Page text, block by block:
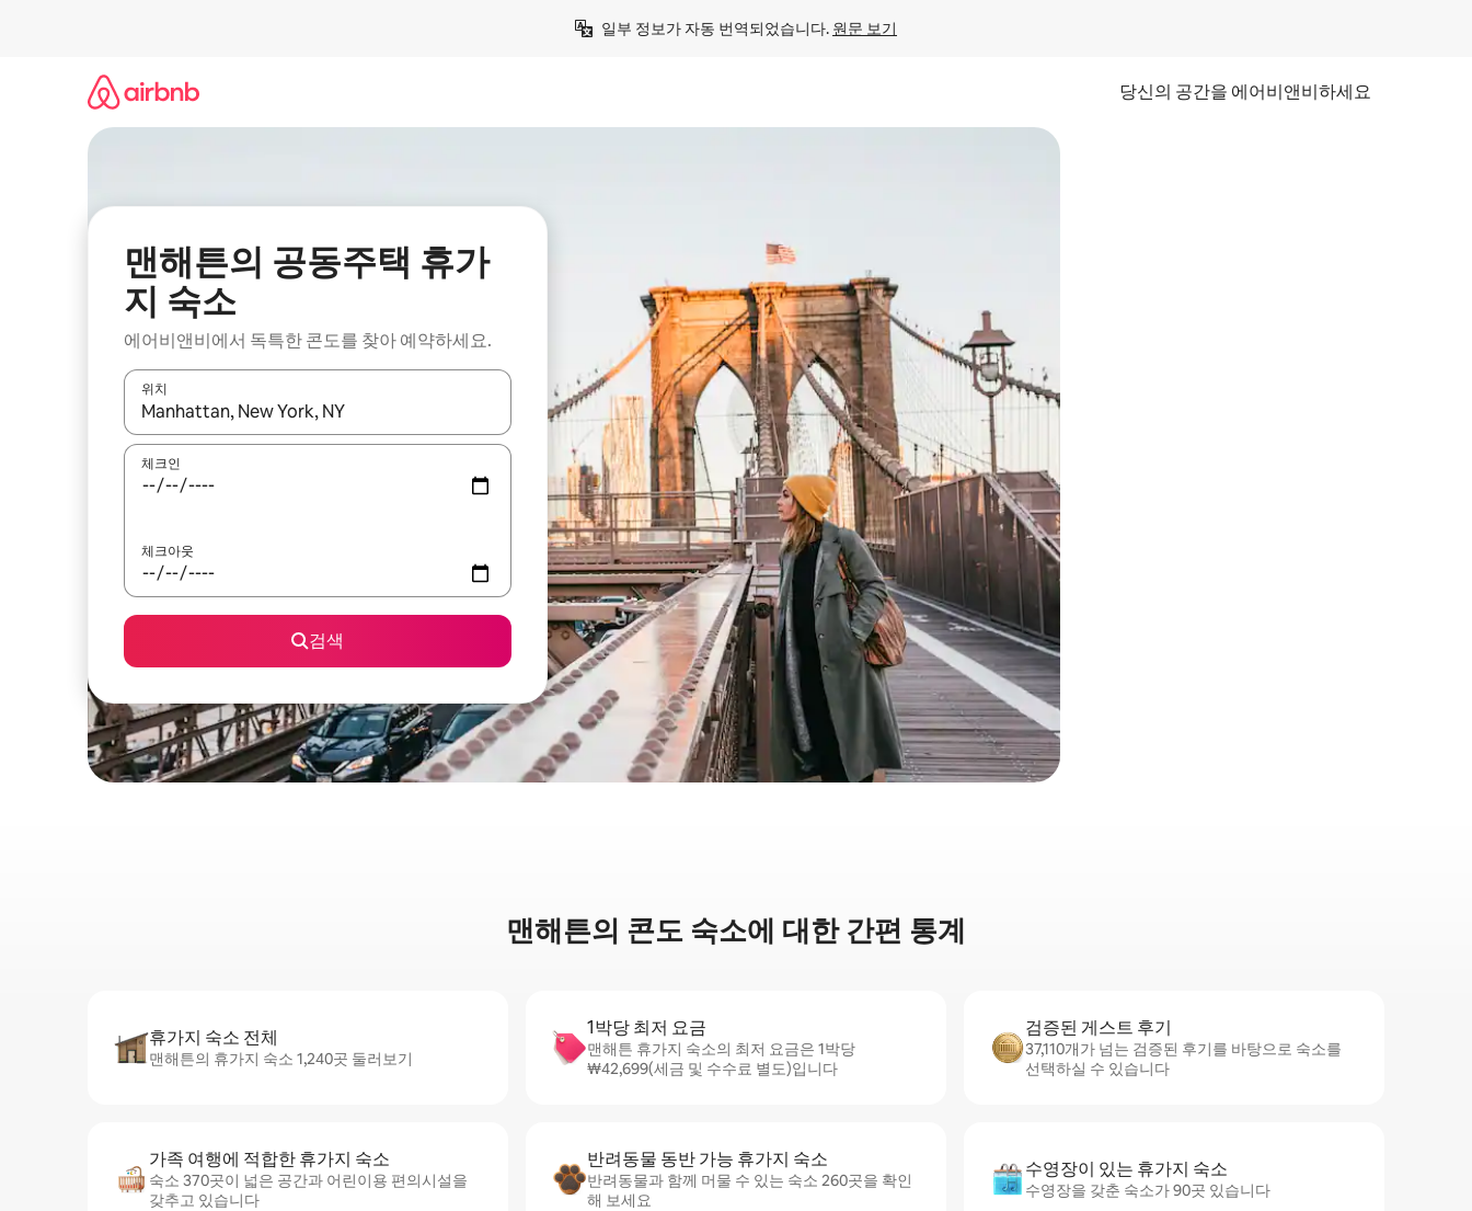
일부 정보가 자동 번역되었습니다. 원문 보기
당신의 공간을 에어비앤비하세요
맨해튼의 공동주택 휴가
지 숙소
에어비앤비에서 독특한 콘도를 찾아 예약하세요.
위치
결과가 나오면 위·아래 화살표 키를 사용하거나 터치 또는 스와이프 동작으로 탐색하세요.
체크인
체크아웃
검색
맨해튼의 콘도 숙소에 대한 간편 통계
휴가지 숙소 전체
맨해튼의 휴가지 숙소 1,240곳 둘러보기
1박당 최저 요금
맨해튼 휴가지 숙소의 최저 요금은 1박당
₩42,699(세금 및 수수료 별도)입니다
검증된 게스트 후기
37,110개가 넘는 검증된 후기를 바탕으로 숙소를
선택하실 수 있습니다
가족 여행에 적합한 휴가지 숙소
숙소 370곳이 넓은 공간과 어린이용 편의시설을
갖추고 있습니다
반려동물 동반 가능 휴가지 숙소
반려동물과 함께 머물 수 있는 숙소 260곳을 확인
해 보세요
수영장이 있는 휴가지 숙소
수영장을 갖춘 숙소가 90곳 있습니다